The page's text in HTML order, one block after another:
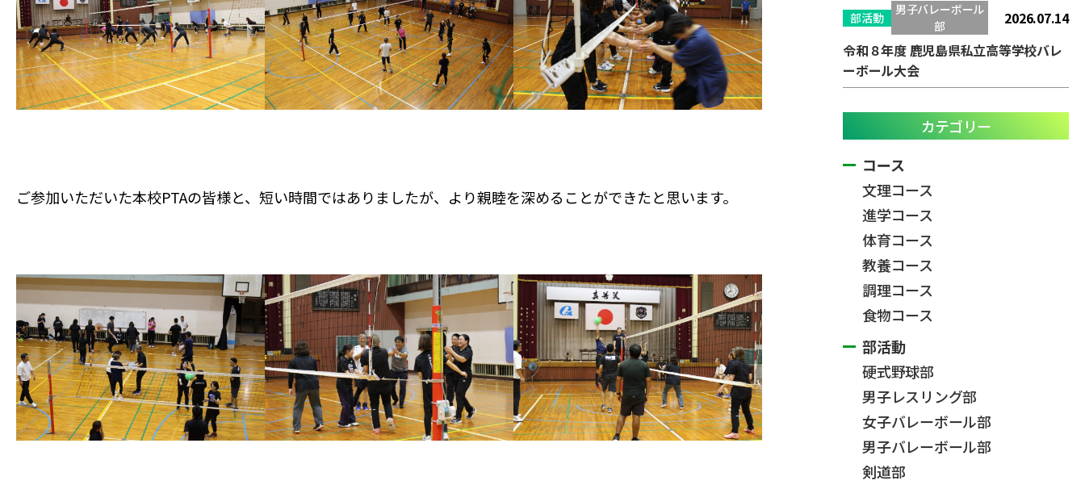
ご参加いただいた本校PTAの皆様と、短い時間ではありましたが、より親睦を深めることができたと思います。
部活動
男子バレーボール
部
2026.07.14
令和８年度 鹿児島県私立高等学校バレ
ーボール大会
カテゴリー
コース
文理コース
進学コース
体育コース
教養コース
調理コース
食物コース
部活動
硬式野球部
男子レスリング部
女子バレーボール部
男子バレーボール部
剣道部